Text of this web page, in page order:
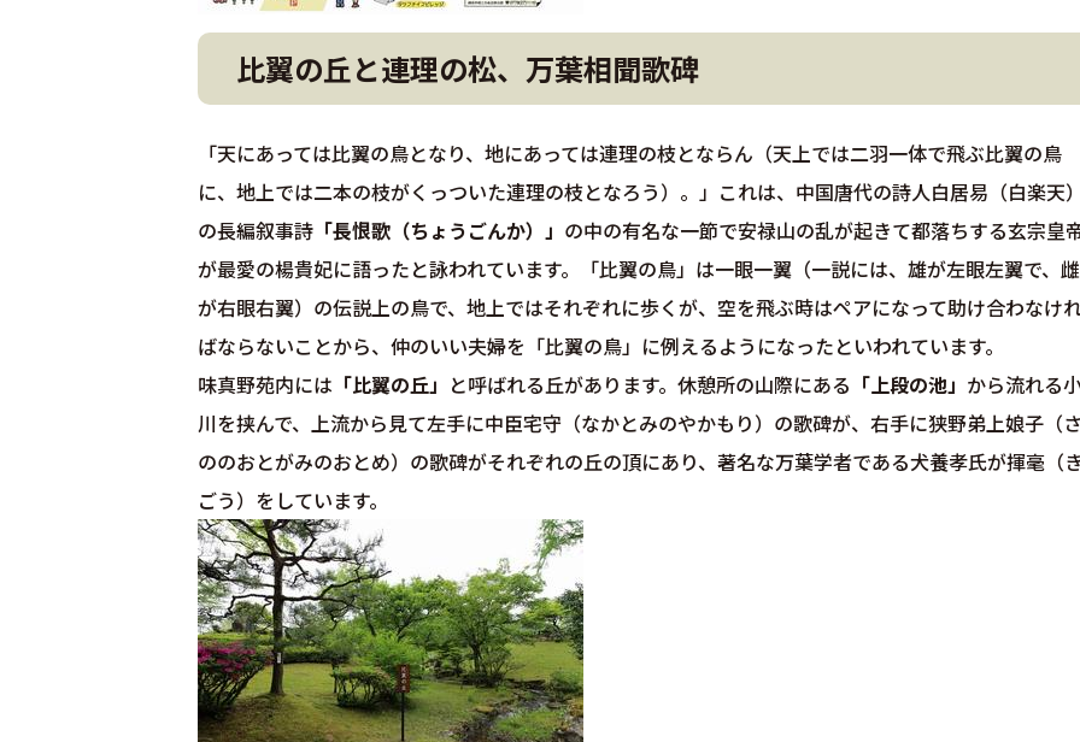
比翼の丘と連理の松、万葉相聞歌碑
「天にあっては比翼の鳥となり、地にあっては連理の枝とならん（天上では二羽一体で飛ぶ比翼の鳥
に、地上では二本の枝がくっついた連理の枝となろう）。」これは、中国唐代の詩人白居易（白楽天
の長編叙事詩 「長恨歌（ちょうごんか）」 の中の有名な一節で安禄山の乱が起きて都落ちする玄宗皇
が最愛の楊貴妃に語ったと詠われています。「比翼の鳥」は一眼一翼（一説には、雄が左眼左翼で、雌
が右眼右翼）の伝説上の鳥で、地上ではそれぞれに歩くが、空を飛ぶ時はペアになって助け合わなけ
ばならないことから、仲のいい夫婦を「比翼の鳥」に例えるようになったといわれています。
味真野苑内には 「比翼の丘」 と呼ばれる丘があります。休憩所の山際にある 「上段の池」 から流れる
川を挟んで、上流から見て左手に中臣宅守（なかとみのやかもり）の歌碑が、右手に狭野弟上娘子（
ののおとがみのおとめ）の歌碑がそれぞれの丘の頂にあり、著名な万葉学者である犬養孝氏が揮毫（
ごう）をしています。